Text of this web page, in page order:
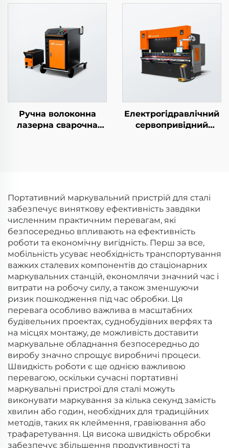
Ручна волоконна
лазерна сварочна
Електрогідравлічний
сервопривідний
Портативний маркувальний пристрій для сталі
забезпечує виняткову ефективність завдяки
численним практичним перевагам, які
безпосередньо впливають на ефективність
роботи та економічну вигідність. Перш за все,
мобільність усуває необхідність транспортування
важких сталевих компонентів до стаціонарних
маркувальних станцій, економлячи значний час і
витрати на робочу силу, а також зменшуючи
ризик пошкодження під час обробки. Ця
перевага особливо важлива в масштабних
будівельних проектах, суднобудівних верфях та
на місцях монтажу, де можливість доставити
маркувальне обладнання безпосередньо до
виробу значно спрощує виробничі процеси.
Швидкість роботи є ще однією важливою
перевагою, оскільки сучасні портативні
маркувальні пристрої для сталі можуть
виконувати маркування за кілька секунд замість
хвилин або годин, необхідних для традиційних
методів, таких як клеймення, гравіювання або
трафаретування. Ця висока швидкість обробки
забезпечує збільшення продуктивності та